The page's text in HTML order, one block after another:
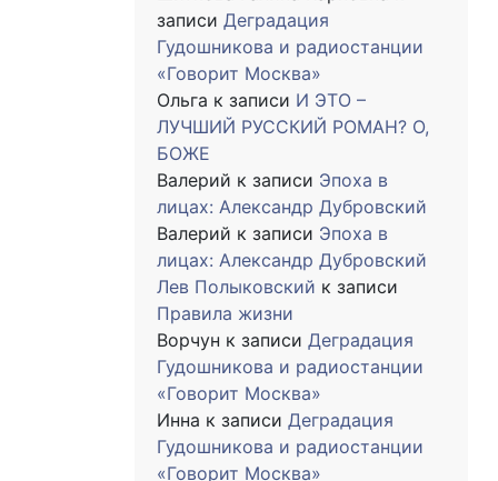
записи Деградация
Гудошникова и радиостанции
«Говорит Москва»
Ольга к записи И ЭТО –
ЛУЧШИЙ РУССКИЙ РОМАН? О,
БОЖЕ
Валерий к записи Эпоха в
лицах: Александр Дубровский
Валерий к записи Эпоха в
лицах: Александр Дубровский
Лев Полыковский к записи
Правила жизни
Ворчун к записи Деградация
Гудошникова и радиостанции
«Говорит Москва»
Инна к записи Деградация
Гудошникова и радиостанции
«Говорит Москва»